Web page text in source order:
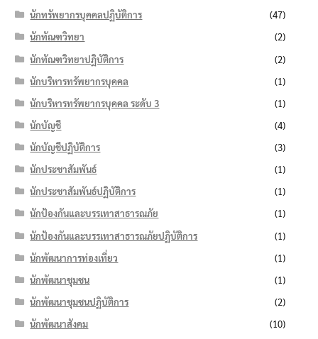
นักทรัพยากรบุคคลปฏิบัติการ
(47)
นักทัณฑวิทยา
(2)
นักทัณฑวิทยาปฏิบัติการ
(2)
นักบริหารทรัพยากรบุคคล
(1)
นักบริหารทรัพยากรบุคคล ระดับ 3
(1)
นักบัญชี
(4)
นักบัญชีปฏิบัติการ
(3)
นักประชาสัมพันธ์
(1)
นักประชาสัมพันธ์ปฏิบัติการ
(1)
นักป้องกันและบรรเทาสาธารณภัย
(1)
นักป้องกันและบรรเทาสาธารณภัยปฏิบัติการ
(1)
นักพัฒนาการท่องเที่ยว
(1)
นักพัฒนาชุมชน
(1)
นักพัฒนาชุมชนปฏิบัติการ
(2)
นักพัฒนาสังคม
(10)